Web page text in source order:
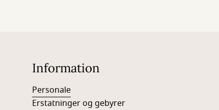
Information
Personale
Erstatninger og gebyrer